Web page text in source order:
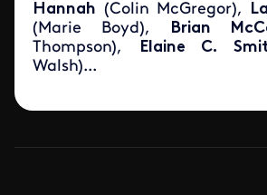
Hannah (Colin McGregor),
(Marie Boyd),
Brian
Thompson),
Elaine C.
Walsh)...